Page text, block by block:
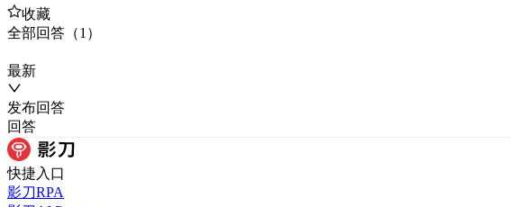
收藏
全部回答 （1 ）
最新
发布回答
回答
快捷入口
影刀RPA